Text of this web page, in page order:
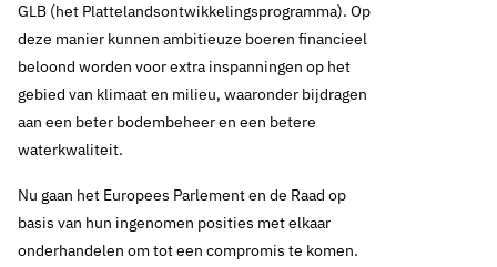
Thema's:
Drinkwaterbronnen en landbouw
Europese regelgeving
GLB (het Plattelandsontwikkelingsprogramma). Op
deze manier kunnen ambitieuze boeren financieel
beloond worden voor extra inspanningen op het
gebied van klimaat en milieu, waaronder bijdragen
aan een beter bodembeheer en een betere
waterkwaliteit.
Nu gaan het Europees Parlement en de Raad op
basis van hun ingenomen posities met elkaar
onderhandelen om tot een compromis te komen.